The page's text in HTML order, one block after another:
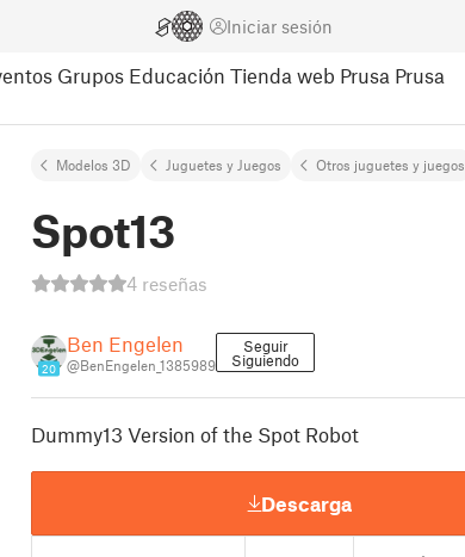
Iniciar sesión
Grupos Educación Tienda web Prusa Prusa
Modelos 3D Juguetes y Juegos Otros juguetes y juegos
Spot13
4 reseñas
20
Ben Engelen
@BenEngelen_1385989
Seguir
Siguiendo
Dummy13 Version of the Spot Robot
Descarga